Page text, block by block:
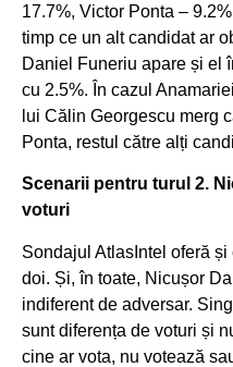
17.7%, Victor Ponta –
timp ce un alt candidat ar
Daniel Funeriu apare și el
cu 2.5%. În cazul
lui Călin Georgescu merg
Ponta, restul către alți
Scenarii pentru turul 2.
voturi
Sondajul AtlasIntel oferă și
doi. Și, în toate, Nicușor
indiferent de adversar.
sunt diferența de voturi și
cine ar vota, nu votează